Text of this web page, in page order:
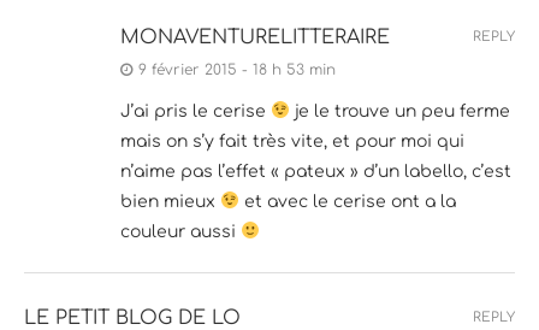
MONAVENTURELITTERAIRE
9 février 2015 - 18 h 53 min
J’ai pris le cerise
je le trouve un peu ferme
mais on s’y fait très vite, et pour moi qui
n’aime pas l’effet « pateux » d’un labello, c’est
bien mieux
et avec le cerise ont a la
couleur aussi
REPLY
LE PETIT BLOG DE LO REPLY